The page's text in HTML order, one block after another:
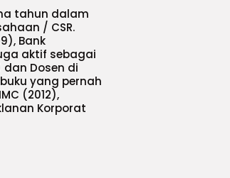
tahun dalam
/ CSR.
Bank
aktif sebagai
Dosen di
yang pernah
(2012),
Korporat